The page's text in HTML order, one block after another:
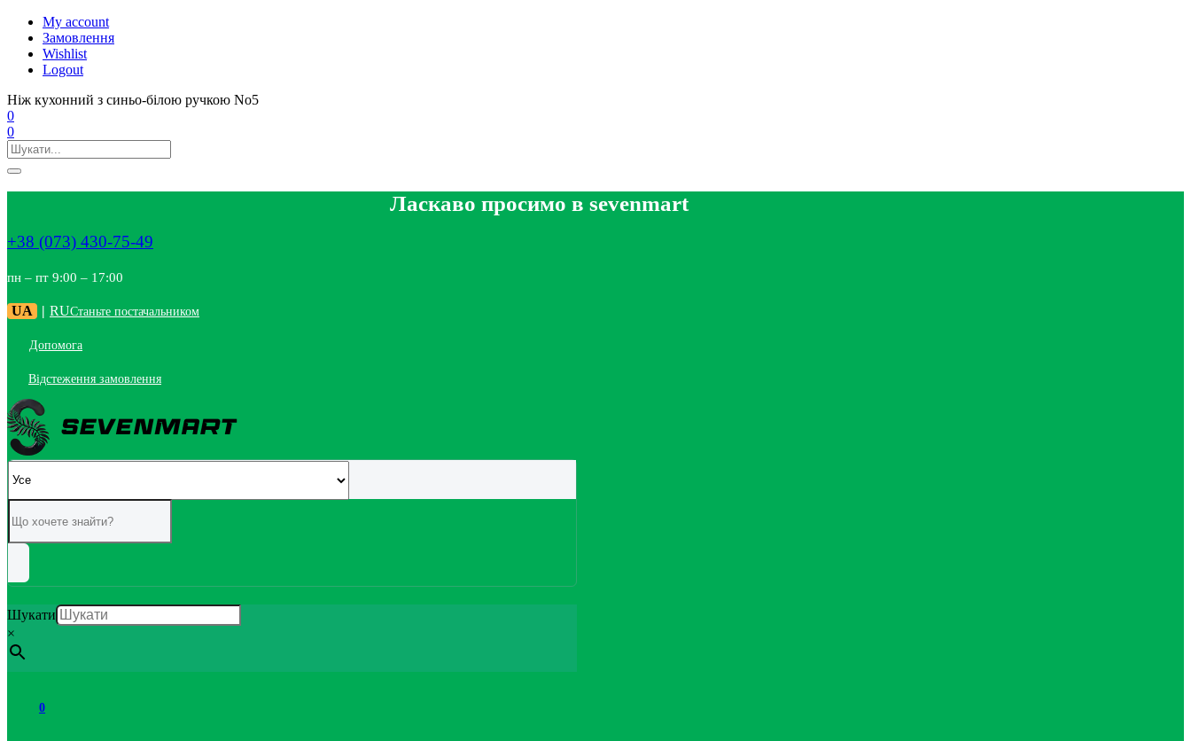
My account
Замовлення
Wishlist
Logout
Ніж кухонний з синьо-білою ручкою No5
0
0
Ласкаво просимо в sevenmart
+38 (073) 430-75-49
пн – пт 9:00 – 17:00
UA | RUСтаньте постачальником
Допомога
Відстеження замовлення
Шукати
×
0